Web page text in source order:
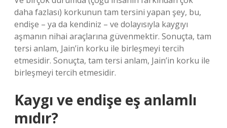
daha fazlası) korkunun tam tersini yapan şey, bu,
endişe – ya da kendiniz – ve dolayısıyla kaygıyı
aşmanın nihai araçlarına güvenmektir. Sonuçta, tam
tersi anlam, Jain’in korku ile birleşmeyi tercih
etmesidir. Sonuçta, tam tersi anlam, Jain’in korku ile
birleşmeyi tercih etmesidir.
Kaygı ve endişe eş anlamlı
mıdır?